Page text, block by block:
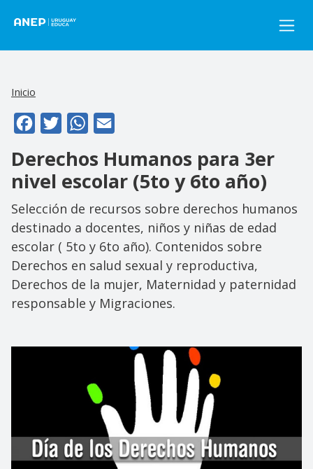
Inicio
FacebookTwitterWhatsApp
Derechos Humanos para 3er
nivel escolar (5to y 6to año)
Selección de recursos sobre derechos humanos
destinado a docentes, niños y niñas de edad
escolar ( 5to y 6to año). Contenidos sobre
Derechos en salud sexual y reproductiva,
Derechos de la mujer, Maternidad y paternidad
responsable y Migraciones.